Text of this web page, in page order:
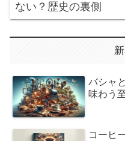
ない？歴史の裏側
バシャ
味わう
コーヒ